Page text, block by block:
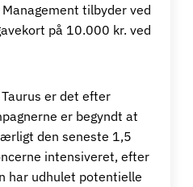
tilbyder ved
på 10.000 kr. ved
er det efter
er begyndt at
den seneste 1,5
intensiveret, efter
har udhulet potentielle